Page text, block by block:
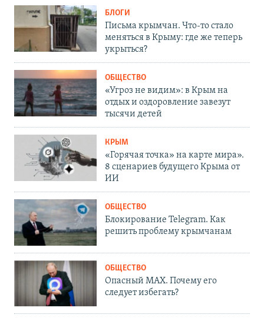
БЛОГИ
Письма крымчан. Что-то стало
меняться в Крыму: где же теперь
укрыться?
ОБЩЕСТВО
«Угроз не видим»: в Крым на
отдых и оздоровление завезут
тысячи детей
КРЫМ
«Горячая точка» на карте мира».
8 сценариев будущего Крыма от
ИИ
ОБЩЕСТВО
Блокирование Telegram. Как
решить проблему крымчанам
ОБЩЕСТВО
Опасный MAX. Почему его
следует избегать?